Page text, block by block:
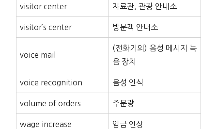
visitor center 자료관, 관광 안내소
visitor’s center 방문객 안내소
voice mail
(전화기의) 음성 메시지 녹
음 장치
voice recognition 음성 인식
volume of orders 주문량
wage increase 임금 인상